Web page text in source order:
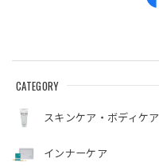
CATEGORY
スキンケア・ボディケア
インナーケア